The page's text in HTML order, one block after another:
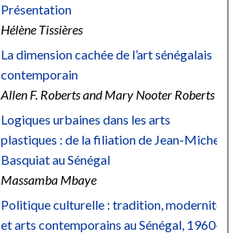
Présentation
Hélène Tissières
La dimension cachée de l’art sénégalais
contemporain
Allen F. Roberts and Mary Nooter Roberts
Logiques urbaines dans les arts
plastiques : de la filiation de Jean-Michel
Basquiat au Sénégal
Massamba Mbaye
Politique culturelle : tradition, modernité
et arts contemporains au Sénégal, 1960-